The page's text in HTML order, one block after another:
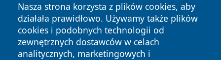
Nasza strona korzysta z plików cookies, aby
działała prawidłowo. Używamy także plików
cookies i podobnych technologii od
zewnętrznych dostawców w celach
analitycznych, marketingowych i